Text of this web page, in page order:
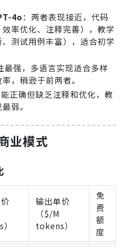
4o：两者表现接近，代码
率优化、注释完善），教学
测试用例丰富），适合初学
最强，多语言实现适合多样
，稍逊于前两者。
正确但缺乏注释和优化，教
弱。
业模式
输出单价
（$/M
tokens）
免
费
额
度